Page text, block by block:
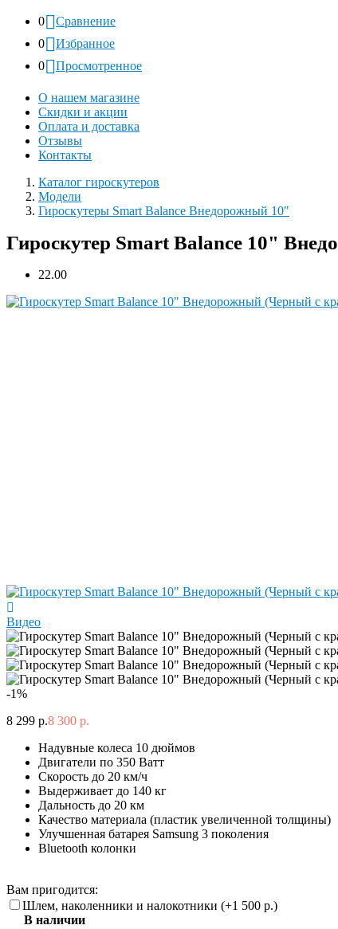
0
Сравнение
0
Избранное
0
Просмотренное
О нашем магазине
Скидки и акции
Оплата и доставка
Отзывы
Контакты
Каталог гироскутеров
Модели
Гироскутеры Smart Balance Внедорожный 10"
Гироскутер Smart Balance 10"
22.00
Видео
-1%
8 299 р.8 300 р.
Надувные колеса 10 дюймов
Двигатели по 350 Ватт
Скорость до 20 км/ч
Выдерживает до 140 кг
Дальность до 20 км
Качество материала (пластик увеличенной толщины)
Улучшенная батарея Samsung 3 поколения
Bluetooth колонки
Вам пригодится:
Шлем, наколенники и налокотники (+1 500 р.)
В наличии